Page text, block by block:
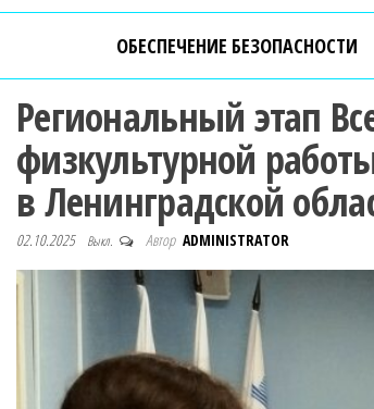
ОБЕСПЕЧЕНИЕ БЕЗОПАСНОСТИ
Региональный этап
физкультурной
в Ленинградской
02.10.2025 Выкл. Автор ADMINISTRATOR